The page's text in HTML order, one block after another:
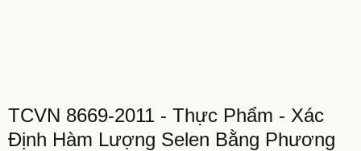
TCVN 8669-2011 - Thực Phẩm - Xác
Định Hàm Lượng Selen Bằng Phương